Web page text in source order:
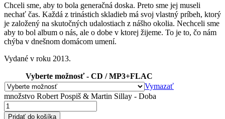
Chceli sme, aby to bola generačná doska. Preto sme jej museli
nechať čas. Každá z trinástich skladieb má svoj vlastný príbeh, ktorý
je založený na skutočných udalostiach z nášho okolia. Nechceli sme
aby to bol album o nás, ale o dobe v ktorej žijeme. To je to, čo nám
chýba v dnešnom domácom umení.
Vydané v roku 2013.
Vyberte možnosť - CD / MP3+FLAC
Vymazať
množstvo Robert Pospiš & Martin Sillay - Doba
Pridať do košíka